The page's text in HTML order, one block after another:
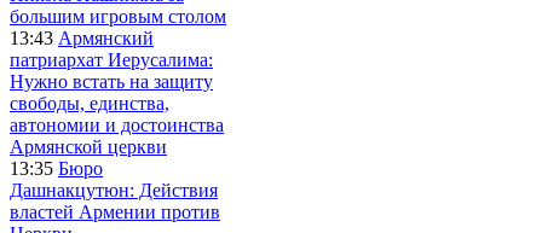
большим игровым столом
13:43 Армянский
патриархат Иерусалима:
Нужно встать на защиту
свободы, единства,
автономии и достоинства
Армянской церкви
13:35 Бюро
Дашнакцутюн: Действия
властей Армении против